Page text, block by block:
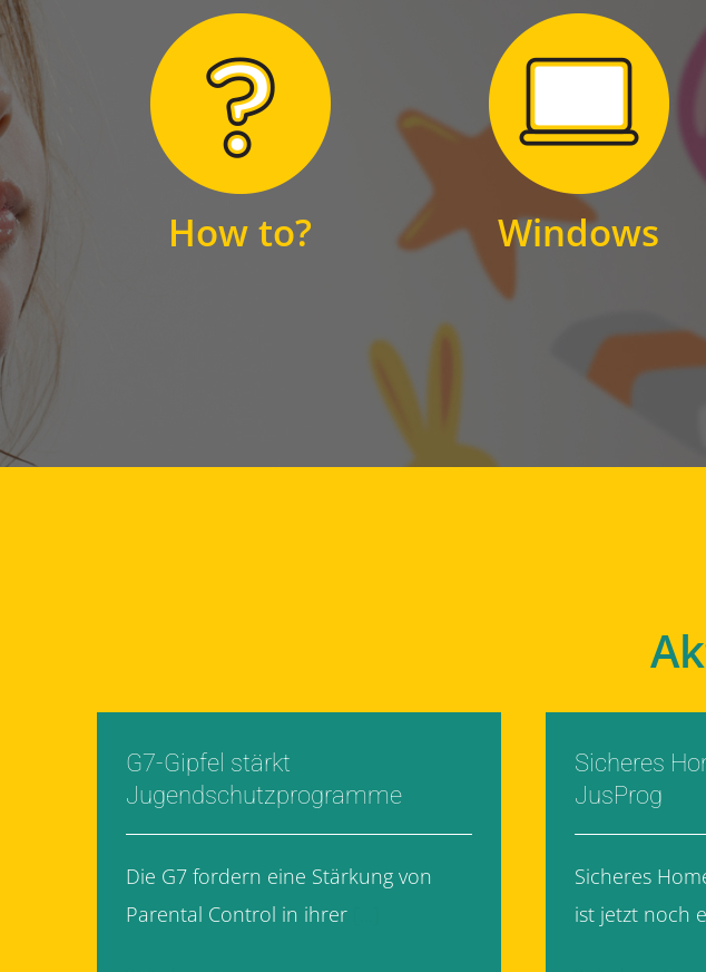
How to?
Hier finden Sie
Windows
Zum Download
für Windows
G7-Gipfel stärkt
Jugendschutzprogramme
Die G7 fordern eine Stärkung von
Parental Control in ihrer
Sicheres
JusProg
Sicheres
ist jetzt noch